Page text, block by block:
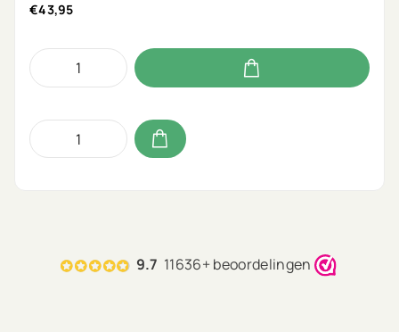
€43,95
9.7 11636+ beoordelingen